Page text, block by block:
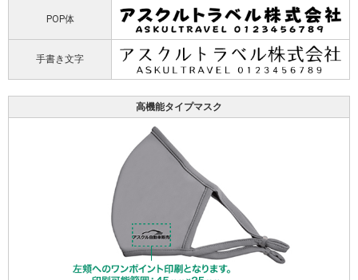
POP体
手書き文字
高機能タイプマスク